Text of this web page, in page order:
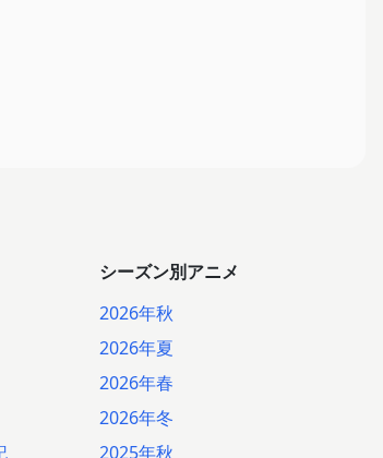
シーズン別アニメ
2026年秋
2026年夏
2026年春
2026年冬
2025年秋